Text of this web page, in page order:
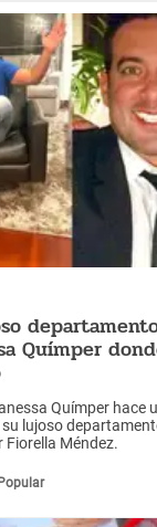
Químper
Químper hace
lujoso
Fiorella Méndez.